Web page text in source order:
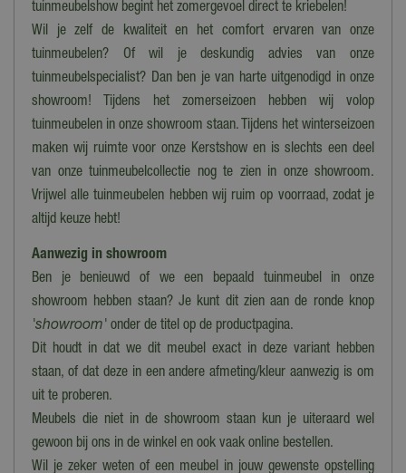
tuinmeubelshow begint het zomergevoel direct te kriebelen!
Wil je zelf de kwaliteit en het comfort ervaren van onze
tuinmeubelen? Of wil je deskundig advies van onze
tuinmeubelspecialist? Dan ben je van harte uitgenodigd in onze
showroom! Tijdens het zomerseizoen hebben wij volop
tuinmeubelen in onze showroom staan. Tijdens het winterseizoen
maken wij ruimte voor onze Kerstshow en is slechts een deel
van onze tuinmeubelcollectie nog te zien in onze showroom.
Vrijwel alle tuinmeubelen hebben wij ruim op voorraad, zodat je
altijd keuze hebt!
Aanwezig in showroom
Ben je benieuwd of we een bepaald tuinmeubel in onze
showroom hebben staan? Je kunt dit zien aan de ronde knop
'showroom' onder de titel op de productpagina.
Dit houdt in dat we dit meubel exact in deze variant hebben
staan, of dat deze in een andere afmeting/kleur aanwezig is om
uit te proberen.
Meubels die niet in de showroom staan kun je uiteraard wel
gewoon bij ons in de winkel en ook vaak online bestellen.
Wil je zeker weten of een meubel in jouw gewenste opstelling